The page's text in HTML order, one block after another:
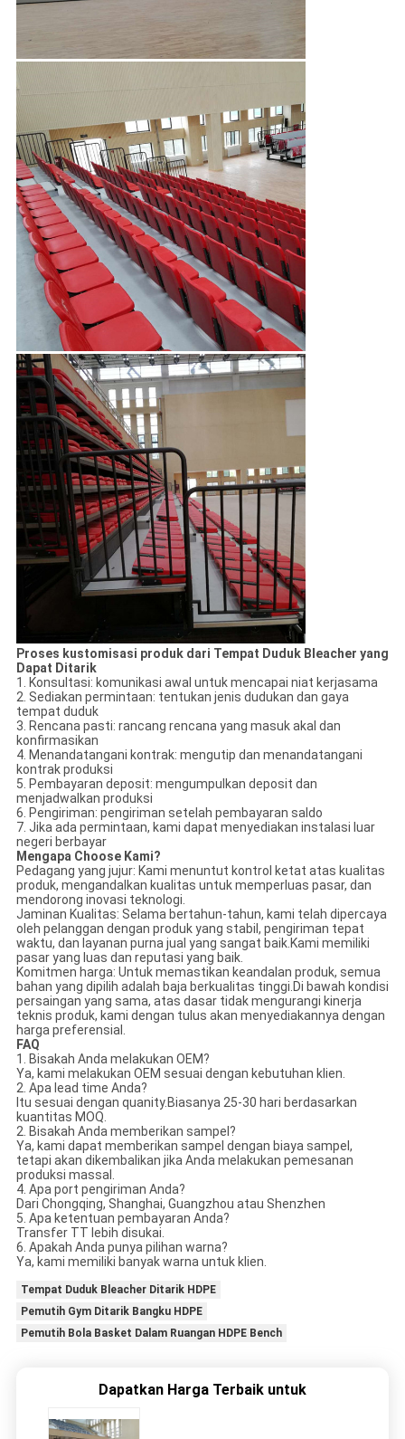
Proses kustomisasi produk dari Tempat Duduk Bleacher yang
Dapat Ditarik
1. Konsultasi: komunikasi awal untuk mencapai niat kerjasama
2. Sediakan permintaan: tentukan jenis dudukan dan gaya
tempat duduk
3. Rencana pasti: rancang rencana yang masuk akal dan
konfirmasikan
4. Menandatangani kontrak: mengutip dan menandatangani
kontrak produksi
5. Pembayaran deposit: mengumpulkan deposit dan
menjadwalkan produksi
6. Pengiriman: pengiriman setelah pembayaran saldo
7. Jika ada permintaan, kami dapat menyediakan instalasi luar
negeri berbayar
Mengapa C hoose Kami?
Pedagang yang jujur: Kami menuntut kontrol ketat atas kualitas
produk, mengandalkan kualitas untuk memperluas pasar, dan
mendorong inovasi teknologi.
Jaminan Kualitas: Selama bertahun-tahun, kami telah dipercaya
oleh pelanggan dengan produk yang stabil, pengiriman tepat
waktu, dan layanan purna jual yang sangat baik.Kami memiliki
pasar yang luas dan reputasi yang baik.
Komitmen harga: Untuk memastikan keandalan produk, semua
bahan yang dipilih adalah baja berkualitas tinggi.Di bawah kondisi
persaingan yang sama, atas dasar tidak mengurangi kinerja
teknis produk, kami dengan tulus akan menyediakannya dengan
harga preferensial.
FAQ
1. Bisakah Anda melakukan OEM?
Ya, kami melakukan OEM sesuai dengan kebutuhan klien.
2. Apa lead time Anda?
Itu sesuai dengan quanity.Biasanya 25-30 hari berdasarkan
kuantitas MOQ.
2. Bisakah Anda memberikan sampel?
Ya, kami dapat memberikan sampel dengan biaya sampel,
tetapi akan dikembalikan jika Anda melakukan pemesanan
produksi massal.
4. Apa port pengiriman Anda?
Dari Chongqing, Shanghai, Guangzhou atau Shenzhen
5. Apa ketentuan pembayaran Anda?
Transfer TT lebih disukai.
6. Apakah Anda punya pilihan warna?
Ya, kami memiliki banyak warna untuk klien.
Tempat Duduk Bleacher Ditarik HDPE
Pemutih Gym Ditarik Bangku HDPE
Pemutih Bola Basket Dalam Ruangan HDPE Bench
Dapatkan Harga Terbaik untuk